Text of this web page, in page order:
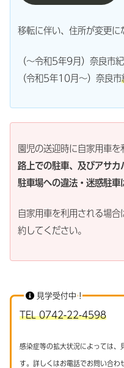
移転に伴い、住所が変更に
（〜令和5年9月）奈良市
（令和5年10月〜）奈良市
園児の送迎時に自家用車を
路上での駐車、及びアサ
駐車場への違法・迷惑駐車
自家用車を利用される場
約してください。
見学受付中！
TEL 0742-22-4598
感染症等の拡大状況によっては、
す。詳しくはお電話でお問い合わ